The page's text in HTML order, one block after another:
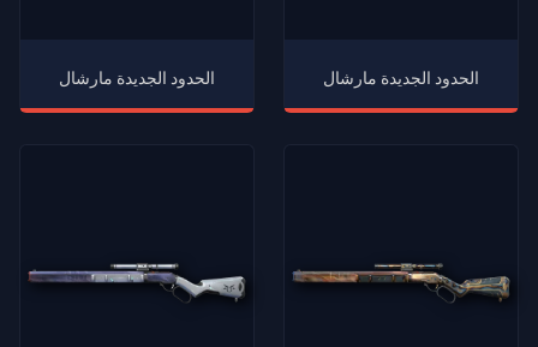
الحدود الجديدة مارشال الحدود الجديدة مارشال